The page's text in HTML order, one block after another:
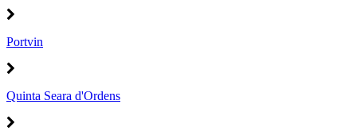
Portvin
Quinta Seara d'Ordens